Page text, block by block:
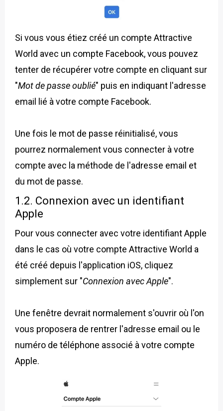
Si vous vous étiez créé un compte Attractive
World avec un compte Facebook, vous pouvez
tenter de récupérer votre compte en cliquant sur
"Mot de passe oublié" puis en indiquant l'adresse
email lié à votre compte Facebook.
Une fois le mot de passe réinitialisé, vous
pourrez normalement vous connecter à votre
compte avec la méthode de l'adresse email et
du mot de passe.
1.2. Connexion avec un identifiant
Apple
Pour vous connecter avec votre identifiant Apple
dans le cas où votre compte Attractive World a
été créé depuis l'application iOS, cliquez
simplement sur "Connexion avec Apple".
Une fenêtre devrait normalement s'ouvrir où l'on
vous proposera de rentrer l'adresse email ou le
numéro de téléphone associé à votre compte
Apple.